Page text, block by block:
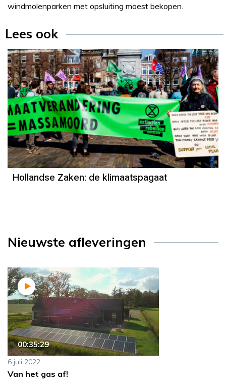
windmolenparken met opsluiting moest bekopen.
Lees ook
Hollandse Zaken: de klimaatspagaat
Nieuwste afleveringen
00:35:29
6 juli 2022
Van het gas af!